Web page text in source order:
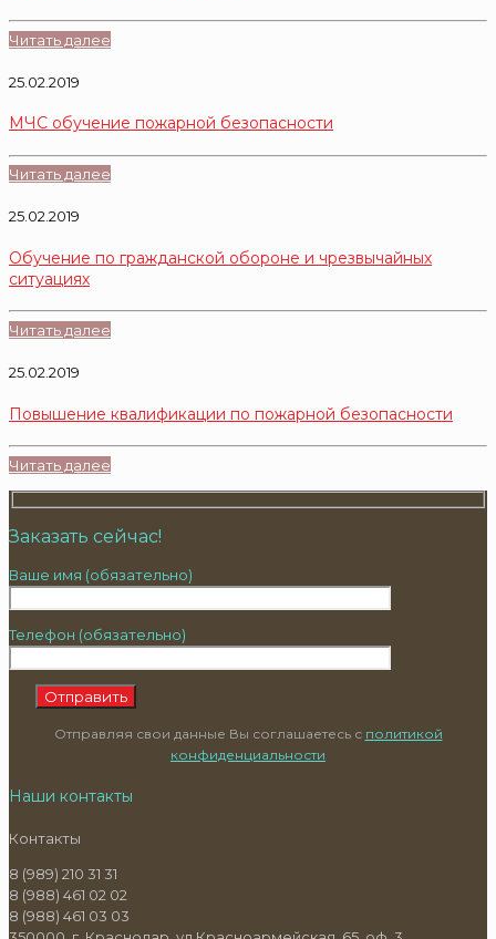
Читать далее
25.02.2019
МЧС обучение пожарной безопасности
Читать далее
25.02.2019
Обучение по гражданской обороне и чрезвычайных
ситуациях
Читать далее
25.02.2019
Повышение квалификации по пожарной безопасности
Читать далее
Заказать сейчас!
Ваше имя (обязательно)
Телефон (обязательно)
Отправляя свои данные Вы соглашаетесь с политикой
конфиденциальности
Наши контакты
Контакты
8 (989) 210 31 31
8 (988) 461 02 02
8 (988) 461 03 03